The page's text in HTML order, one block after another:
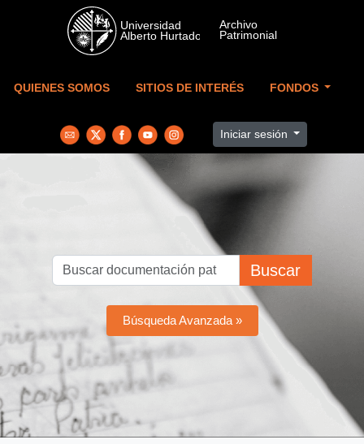
Skip to main content
QUIENES SOMOS SITIOS DE INTERÉS FONDOS
Iniciar sesión
Buscar
Búsqueda Avanzada »